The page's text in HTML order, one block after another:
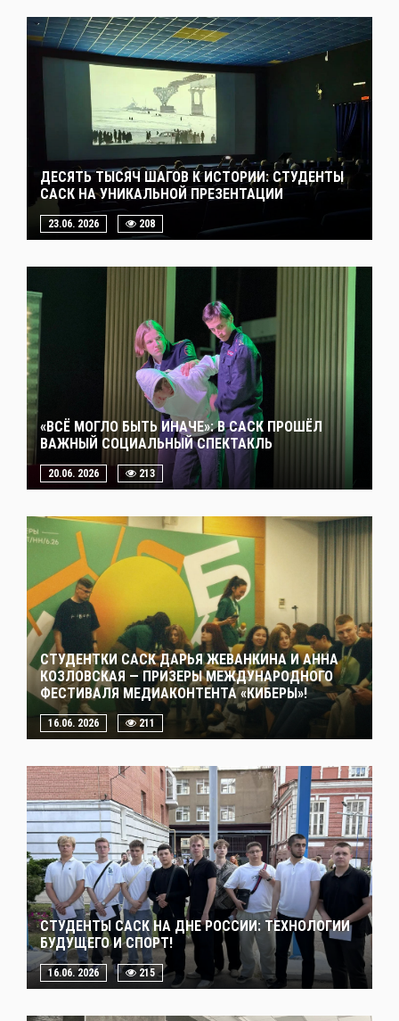
ДЕСЯТЬ ТЫСЯЧ ШАГОВ К ИСТОРИИ: СТУДЕНТЫ
САСК НА УНИКАЛЬНОЙ ПРЕЗЕНТАЦИИ
23.06. 2026 208
«ВСЁ МОГЛО БЫТЬ ИНАЧЕ»: В САСК ПРОШЁЛ
ВАЖНЫЙ СОЦИАЛЬНЫЙ СПЕКТАКЛЬ
20.06. 2026 213
СТУДЕНТКИ САСК ДАРЬЯ ЖЕВАНКИНА И АННА
КОЗЛОВСКАЯ — ПРИЗЕРЫ МЕЖДУНАРОДНОГО
ФЕСТИВАЛЯ МЕДИАКОНТЕНТА «КИБЕРЫ»!
16.06. 2026 211
СТУДЕНТЫ САСК НА ДНЕ РОССИИ: ТЕХНОЛОГИИ
БУДУЩЕГО И СПОРТ!
16.06. 2026 215